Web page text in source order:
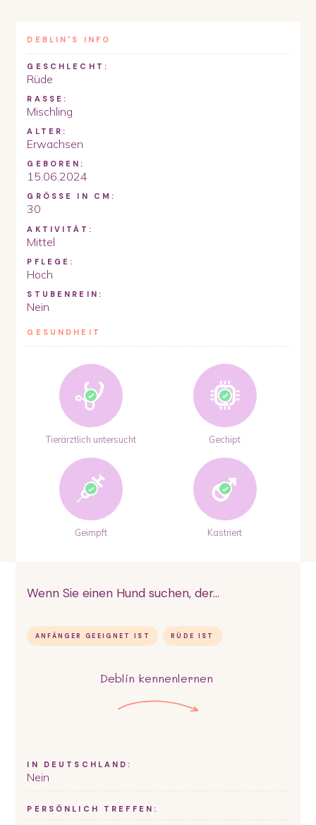
DEBLIN 'S INFO
GESCHLECHT:
Rüde
RASSE:
Mischling
ALTER:
Erwachsen
GEBOREN:
15.06.2024
GRÖSSE IN CM:
30
AKTIVITÄT:
Mittel
PFLEGE:
Hoch
STUBENREIN:
Nein
GESUNDHEIT
Tierärztlich untersucht Gechipt
Geimpft Kastriert
Wenn Sie einen Hund suchen, der...
ANFÄNGER GEEIGNET IST RÜDE IST
Deblin kennenlernen
IN DEUTSCHLAND:
Nein
PERSÖNLICH TREFFEN: